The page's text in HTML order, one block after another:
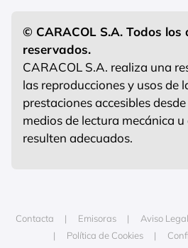
© CARACOL S.A. Todos los
reservados.
CARACOL S.A. realiza una
las reproducciones y usos de
prestaciones accesibles
medios de lectura mecánica
resulten adecuados.
Contacta Emisoras Aviso Legal
Política de Cookies